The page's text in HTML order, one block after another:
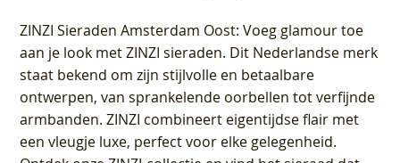
ZINZI Sieraden Amsterdam Oost: Voeg glamour toe
aan je look met ZINZI sieraden. Dit Nederlandse merk
staat bekend om zijn stijlvolle en betaalbare
ontwerpen, van sprankelende oorbellen tot verfijnde
armbanden. ZINZI combineert eigentijdse flair met
een vleugje luxe, perfect voor elke gelegenheid.